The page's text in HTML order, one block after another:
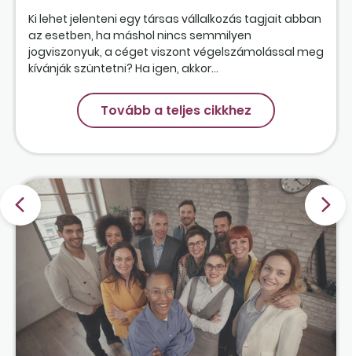
Ki lehet jelenteni egy társas vállalkozás tagjait abban
az esetben, ha máshol nincs semmilyen
jogviszonyuk, a céget viszont végelszámolással meg
kívánják szüntetni? Ha igen, akkor...
Tovább a teljes cikkhez